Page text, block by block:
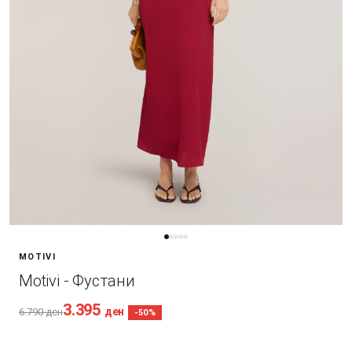
MOTIVI
Motivi - Фустани
6.790ден3.395 ден -50%